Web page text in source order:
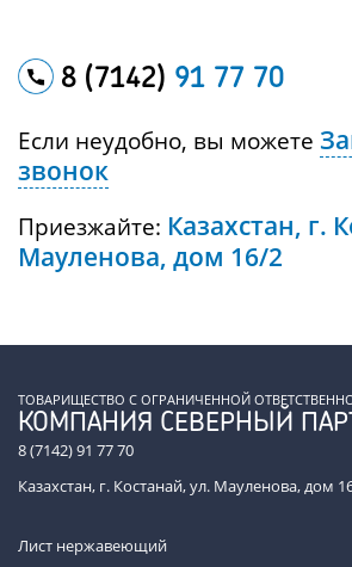
8 (7142) 91 77 70
Если неудобно, вы можете
звонок
Приезжайте: Казахстан, г.
Мауленова, дом 16/2
ТОВАРИЩЕСТВО С ОГРАНИЧЕННОЙ
КОМПАНИЯ СЕВЕРНЫЙ
8 (7142) 91 77 70
Казахстан, г. Костанай, ул. Мауленова, дом
Лист нержавеющий